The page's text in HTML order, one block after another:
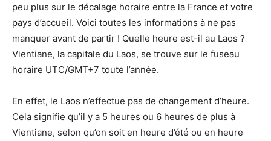
peu plus sur le décalage horaire entre la France et votre
pays d’accueil. Voici toutes les informations à ne pas
manquer avant de partir ! Quelle heure est-il au Laos ?
Vientiane, la capitale du Laos, se trouve sur le fuseau
horaire UTC/GMT+7 toute l’année.
En effet, le Laos n’effectue pas de changement d’heure.
Cela signifie qu’il y a 5 heures ou 6 heures de plus à
Vientiane, selon qu’on soit en heure d’été ou en heure